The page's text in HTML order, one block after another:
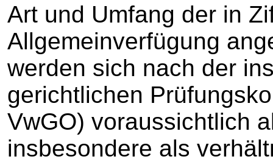
Art und Umfang der in
Allgemeinverfügung
werden sich nach der
gerichtlichen
VwGO) voraussichtlich
insbesondere als